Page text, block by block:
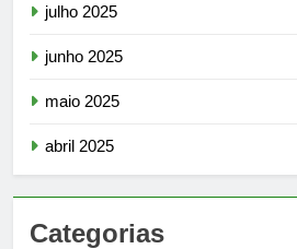
julho 2025
junho 2025
maio 2025
abril 2025
Categorias